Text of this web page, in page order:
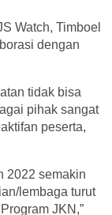
Watch, Timboel
dengan
tidak bisa
pihak sangat
peserta,
2022 semakin
lembaga turut
JKN,”